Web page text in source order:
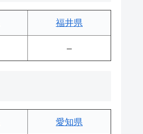
福井県
–
愛知県